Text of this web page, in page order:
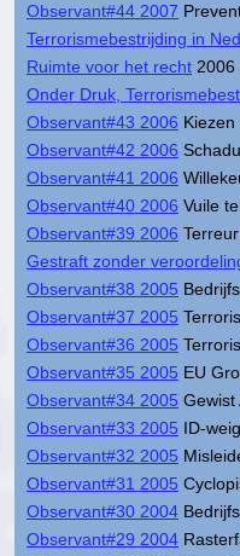
Observant#44 2007
Terrorismebestrijding in
Ruimte voor het recht 2006
Onder Druk,
Observant#43 2006
Observant#42 2006
Observant#41 2006
Observant#40 2006 Vuile
Observant#39 2006
Gestraft zonder
Observant#38 2005
Observant#37 2005
Observant#36 2005
Observant#35 2005 EU
Observant#34 2005 Gewist
Observant#33 2005 ID-
Observant#32 2005
Observant#31 2005
Observant#30 2004
Observant#29 2004